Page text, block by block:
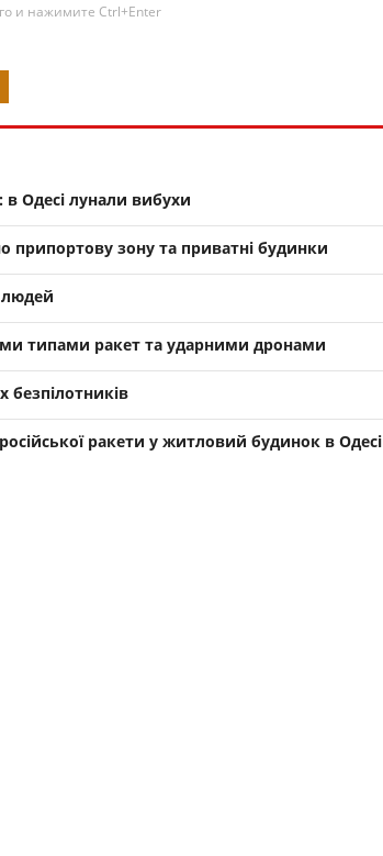
и нажимите Ctrl+Enter
в Одесі лунали вибухи
зону та приватні будинки
людей
типами ракет та ударними дронами
ракети у житловий будинок в Одесі